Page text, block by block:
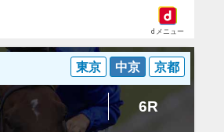
dメニュー
東京 中京 京都
6R